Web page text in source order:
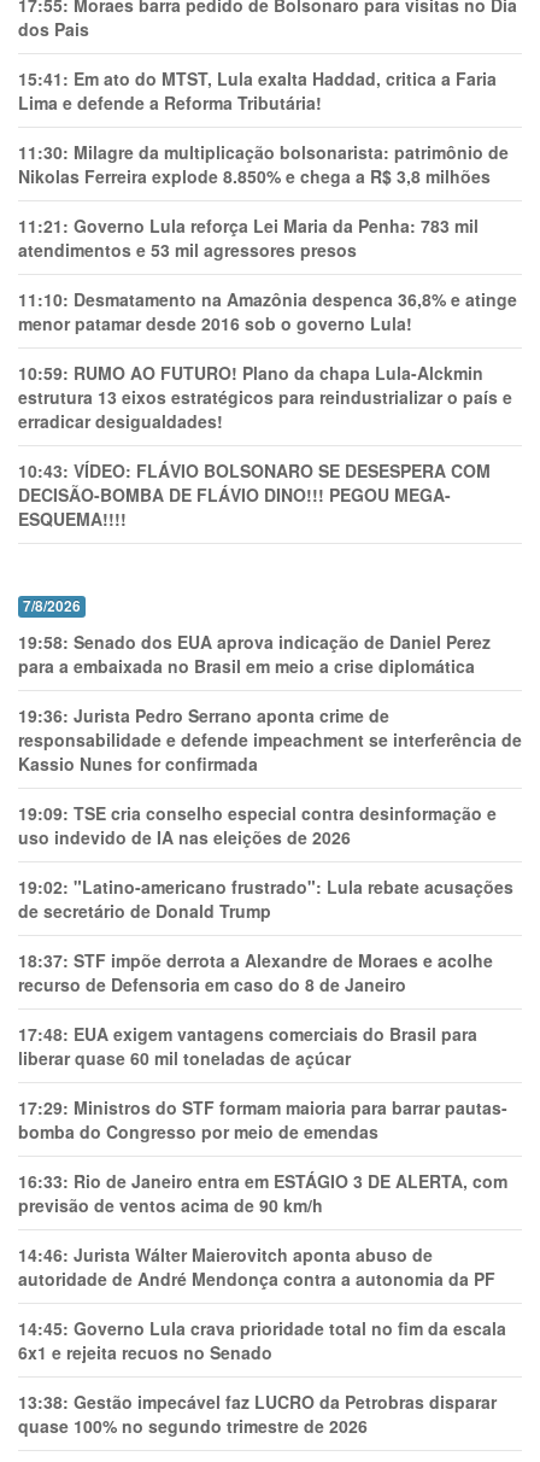
17:55: Moraes barra pedido de Bolsonaro para visitas no Dia
dos Pais
15:41: Em ato do MTST, Lula exalta Haddad, critica a Faria
Lima e defende a Reforma Tributária!
11:30: Milagre da multiplicação bolsonarista: patrimônio de
Nikolas Ferreira explode 8.850% e chega a R$ 3,8 milhões
11:21: Governo Lula reforça Lei Maria da Penha: 783 mil
atendimentos e 53 mil agressores presos
11:10: Desmatamento na Amazônia despenca 36,8% e atinge
menor patamar desde 2016 sob o governo Lula!
10:59: RUMO AO FUTURO! Plano da chapa Lula-Alckmin
estrutura 13 eixos estratégicos para reindustrializar o país e
erradicar desigualdades!
10:43: VÍDEO: FLÁVIO BOLSONARO SE DESESPERA COM
DECISÃO-BOMBA DE FLÁVIO DINO!!! PEGOU MEGA-
ESQUEMA!!!!
7/8/2026
19:58: Senado dos EUA aprova indicação de Daniel Perez
para a embaixada no Brasil em meio a crise diplomática
19:36: Jurista Pedro Serrano aponta crime de
responsabilidade e defende impeachment se interferência de
Kassio Nunes for confirmada
19:09: TSE cria conselho especial contra desinformação e
uso indevido de IA nas eleições de 2026
19:02: "Latino-americano frustrado": Lula rebate acusações
de secretário de Donald Trump
18:37: STF impõe derrota a Alexandre de Moraes e acolhe
recurso de Defensoria em caso do 8 de Janeiro
17:48: EUA exigem vantagens comerciais do Brasil para
liberar quase 60 mil toneladas de açúcar
17:29: Ministros do STF formam maioria para barrar pautas-
bomba do Congresso por meio de emendas
16:33: Rio de Janeiro entra em ESTÁGIO 3 DE ALERTA, com
previsão de ventos acima de 90 km/h
14:46: Jurista Wálter Maierovitch aponta abuso de
autoridade de André Mendonça contra a autonomia da PF
14:45: Governo Lula crava prioridade total no fim da escala
6x1 e rejeita recuos no Senado
13:38: Gestão impecável faz LUCRO da Petrobras disparar
quase 100% no segundo trimestre de 2026